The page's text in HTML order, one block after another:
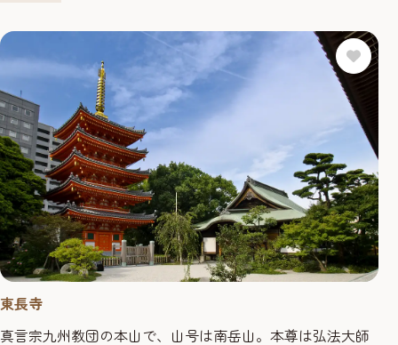
東長寺
真言宗九州教団の本山で、山号は南岳山。本尊は弘法大師